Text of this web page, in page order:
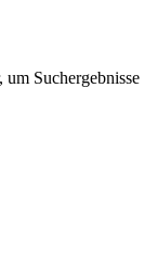
Suchergebnisse